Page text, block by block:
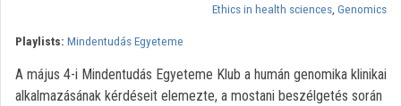
Ethics in health sciences, Genomics
Playlists: Mindentudás Egyeteme
A május 4-i Mindentudás Egyeteme Klub a humán genomika klinikai
alkalmazásának kérdéseit elemezte, a mostani beszélgetés során